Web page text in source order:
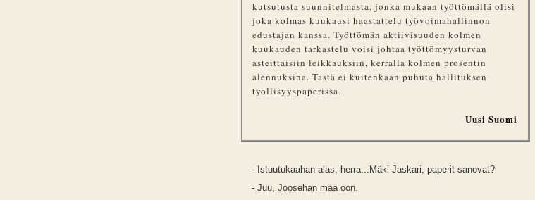
kutsutusta suunnitelmasta, jonka mukaan työttömällä olisi
joka kolmas kuukausi haastattelu työvoimahallinnon
edustajan kanssa. Työttömän aktiivisuuden kolmen
kuukauden tarkastelu voisi johtaa työttömyysturvan
asteittaisiin leikkauksiin, kerralla kolmen prosentin
alennuksina. Tästä ei kuitenkaan puhuta hallituksen
työllisyyspaperissa.
Uusi Suomi
- Istuutukaahan alas, herra...Mäki-Jaskari, paperit sanovat?
- Juu, Joosehan mää oon.